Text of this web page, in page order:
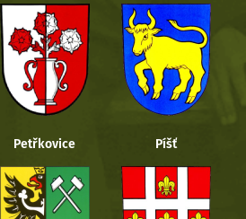
Petřkovice Píšť